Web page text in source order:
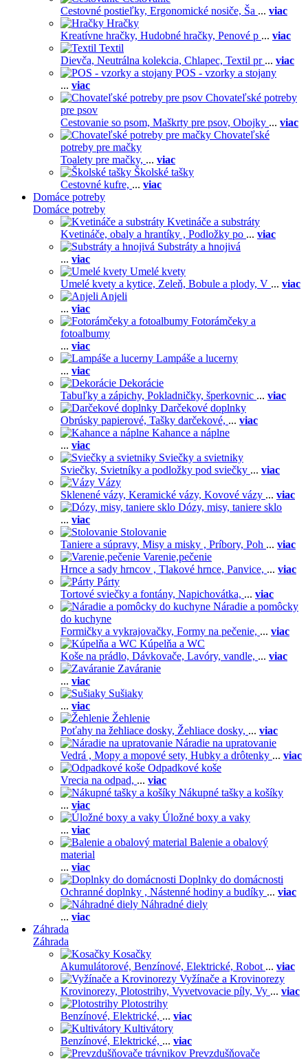
Cestovné postieľky, Ergonomické nosiče, Ša ... viac
Hračky
Kreatívne hračky, Hudobné hračky, Penové p ... viac
Textil
Dievča, Neutrálna kolekcia, Chlapec, Textil pr ... viac
POS - vzorky a stojany
... viac
Chovateľské potreby
pre psov
Cestovanie so psom, Maškrty pre psov, Obojky ... viac
Chovateľské
potreby pre mačky
Toalety pre mačky, ... viac
Školské tašky
Cestovné kufre, ... viac
Domáce potreby
Domáce potreby
Kvetináče a substráty
Kvetináče, obaly a hrantíky , Podložky po ... viac
Substráty a hnojivá
... viac
Umelé kvety
Umelé kvety a kytice, Zeleň, Bobule a plody, V ... viac
Anjeli
... viac
Fotorámčeky a
fotoalbumy
... viac
Lampáše a lucerny
... viac
Dekorácie
Tabuľky a zápichy, Pokladničky, šperkovnic ... viac
Darčekové doplnky
Obrúsky papierové, Tašky darčekové, ... viac
Kahance a náplne
... viac
Sviečky a svietniky
Sviečky, Svietníky a podložky pod sviečky ... viac
Vázy
Sklenené vázy, Keramické vázy, Kovové vázy ... viac
Dózy, misy, taniere sklo
... viac
Stolovanie
Taniere a súpravy, Misy a misky , Príbory, Poh ... viac
Varenie,pečenie
Hrnce a sady hrncov , Tlakové hrnce, Panvice, ... viac
Párty
Tortové sviečky a fontány, Napichovátka, ... viac
Náradie a pomôcky
do kuchyne
Formičky a vykrajovačky, Formy na pečenie, ... viac
Kúpelňa a WC
Koše na prádlo, Dávkovače, Lavóry, vandle, ... viac
Zaváranie
... viac
Sušiaky
... viac
Žehlenie
Poťahy na žehliace dosky, Žehliace dosky, ... viac
Náradie na upratovanie
Vedrá , Mopy a mopové sety, Hubky a drôtenky ... viac
Odpadkové koše
Vrecia na odpad, ... viac
Nákupné tašky a košíky
... viac
Úložné boxy a vaky
... viac
Balenie a obalový
material
... viac
Doplnky do domácnosti
Ochranné doplnky , Nástenné hodiny a budíky ... viac
Náhradné diely
... viac
Záhrada
Záhrada
Kosačky
Akumulátorové, Benzínové, Elektrické, Robot ... viac
Vyžínače a Krovinorezy
Krovinorezy, Plotostrihy, Vyvetvovacie píly, Vy ... viac
Plotostrihy
Benzínové, Elektrické, ... viac
Kultivátory
Benzínové, Elektrické, ... viac
Prevzdušňovače